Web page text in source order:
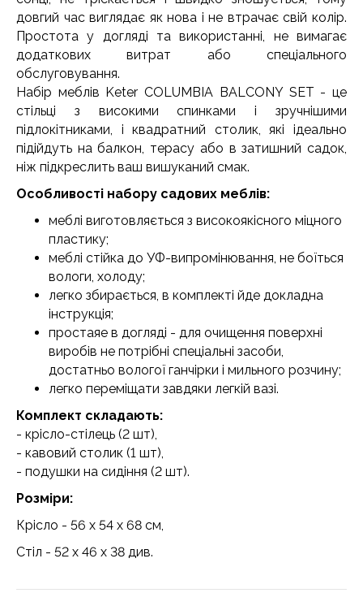
довгий час виглядає як нова і не втрачає свій колір.
Простота у догляді та використанні, не вимагає
додаткових витрат або спеціального
обслуговування.
Набір меблів Keter COLUMBIA BALCONY SET - це
стільці з високими спинками і зручнішими
підлокітниками, і квадратний столик, які ідеально
підійдуть на балкон, терасу або в затишний садок,
ніж підкреслить ваш вишуканий смак.
Особливості набору садових меблів:
меблі виготовляється з високоякісного міцного
пластику;
меблі стійка до УФ-випромінювання, не боїться
вологи, холоду;
легко збирається, в комплекті йде докладна
інструкція;
простаяе в догляді - для очищення поверхні
виробів не потрібні спеціальні засоби,
достатньо вологої ганчірки і мильного розчину;
легко переміщати завдяки легкій вазі.
Комплект складають:
- крісло-стілець (2 шт),
- кавовий столик (1 шт),
- подушки на сидіння (2 шт).
Розміри:
Крісло - 56 x 54 x 68 см,
Стіл - 52 x 46 x 38 див.